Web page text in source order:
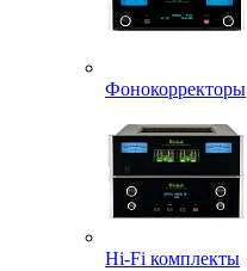
Фонокорректоры
Hi-Fi комплекты